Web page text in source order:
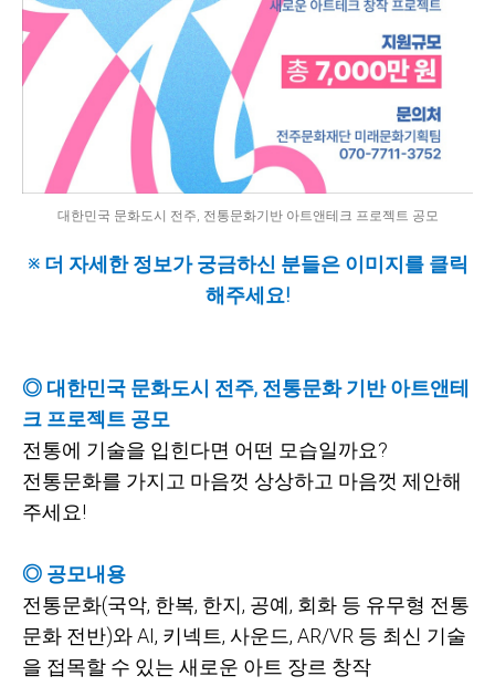
대한민국 문화도시 전주, 전통문화기반 아트앤테크 프로젝트 공모
※ 더 자세한 정보가 궁금하신 분들은 이미지를 클릭
해주세요!
◎ 대한민국 문화도시 전주, 전통문화 기반 아트앤테
크 프로젝트 공모
전통에 기술을 입힌다면 어떤 모습일까요?
전통문화를 가지고 마음껏 상상하고 마음껏 제안해
주세요!
◎ 공모내용
전통문화(국악, 한복, 한지, 공예, 회화 등 유무형 전통
문화 전반)와AI, 키넥트, 사운드, AR/VR 등 최신 기술
을 접목할 수 있는 새로운 아트 장르 창작